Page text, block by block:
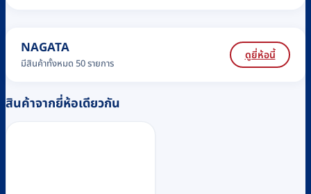
NAGATA
มีสินค้าทั้งหมด 50 รายการ
ดูยี่ห้อนี้
สินค้าจากยี่ห้อเดียวกัน